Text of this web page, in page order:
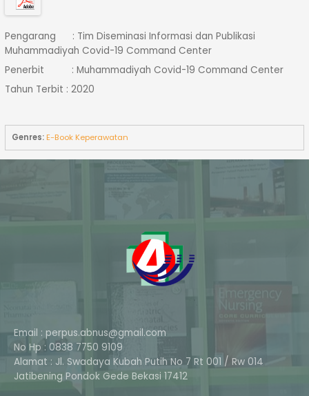
Pengarang : Tim Diseminasi Informasi dan Publikasi
Muhammadiyah Covid-19 Command Center
Penerbit : Muhammadiyah Covid-19 Command Center
Tahun Terbit : 2020
Genres:E-Book Keperawatan
Email : perpus.abnus@gmail.com
No Hp : 0838 7750 9109
Alamat : Jl. Swadaya Kubah Putih No 7 Rt 001 / Rw 014
Jatibening Pondok Gede Bekasi 17412